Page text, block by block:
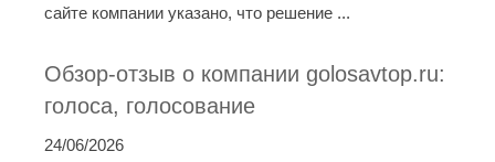
сайте компании указано, что решение ...
Обзор-отзыв о компании golosavtop.ru:
голоса, голосование
24/06/2026